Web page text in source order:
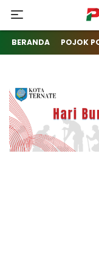
BERANDA POJOK